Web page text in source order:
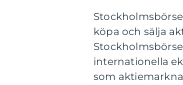
köpa och sälja
internationella
som